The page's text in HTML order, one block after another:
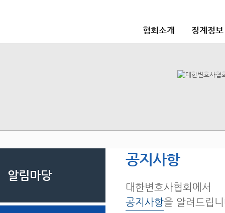
협회소개 징계정
알림마당
공지사항
대한변호사협회에서
공지사항을 알려드립